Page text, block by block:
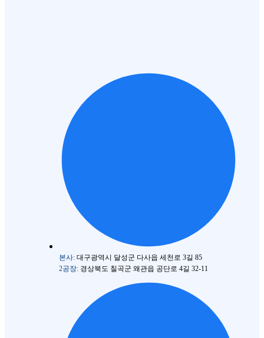
본사: 대구광역시 달성군 다사읍 세천로 3길 85
2공장: 경상북도 칠곡군 왜관읍 공단로 4길 32-11